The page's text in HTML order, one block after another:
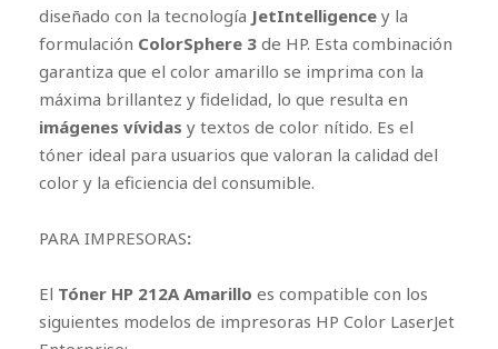
diseñado con la tecnología JetIntelligence y la
formulación ColorSphere 3 de HP. Esta combinación
garantiza que el color amarillo se imprima con la
máxima brillantez y fidelidad, lo que resulta en
imágenes vívidas y textos de color nítido. Es el
tóner ideal para usuarios que valoran la calidad del
color y la eficiencia del consumible.
PARA IMPRESORAS:
El Tóner HP 212A Amarillo es compatible con los
siguientes modelos de impresoras HP Color LaserJet